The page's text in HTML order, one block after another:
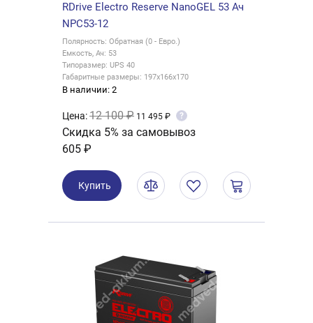
RDrive Electro Reserve NanoGEL 53 Ач
NPC53-12
Полярность: Обратная (0 - Евро.)
Емкость, Ач: 53
Типоразмер: UPS 40
Габаритные размеры: 197x166x170
В наличии: 2
Цена:12 100 ₽ 11 495 ₽ ?
Скидка 5% за самовывоз
605 ₽
Купить